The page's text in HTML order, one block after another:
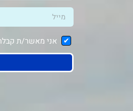
אני מאשר/ת